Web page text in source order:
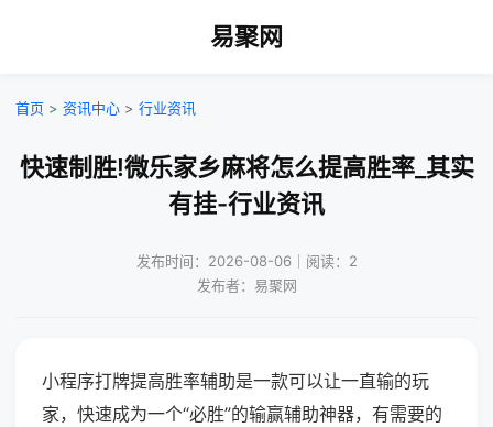
易聚网
首页 > 资讯中心 > 行业资讯
快速制胜!微乐家乡麻将怎么提高胜率_其实
有挂-行业资讯
发布时间：2026-08-06｜阅读：2
发布者：易聚网
小程序打牌提高胜率辅助是一款可以让一直输的玩
家，快速成为一个“必胜”的输赢辅助神器，有需要的